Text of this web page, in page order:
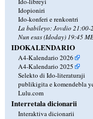
Idopioniri
Ido-konferi e renkontri
La babileyo: Jovdio 21:00-
Nun esas (Idoday) 19:45
IDOKALENDARIO
A4-Kalendario 2026
A4-Kalendario 2025
Selekto di Ido-literaturaji
publikigita e komendebla
Lulu.com
Interretala dicionarii
Interaktiva dicionarii